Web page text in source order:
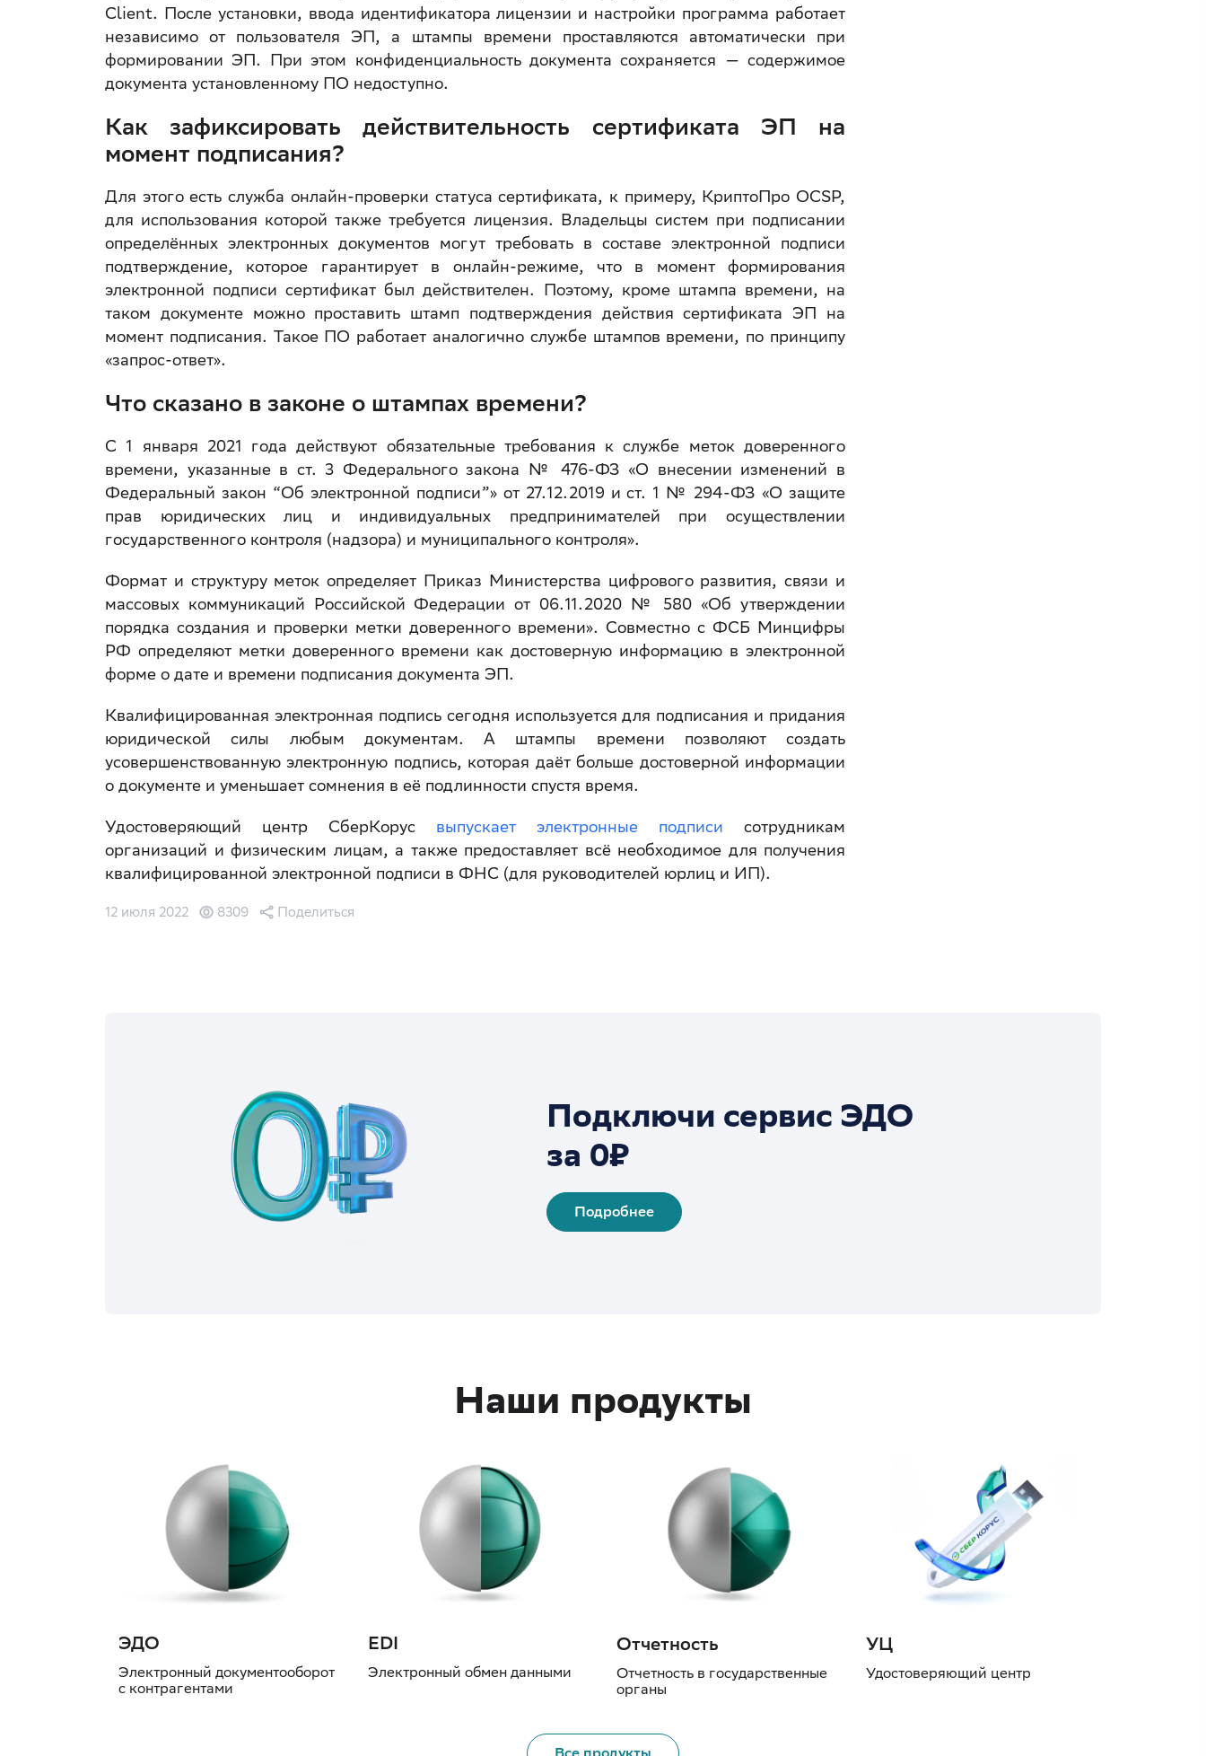
Client. После установки, ввода идентификатора лицензии и настройки программа работает
независимо от пользователя ЭП, а штампы времени проставляются автоматически при
формировании ЭП. При этом конфиденциальность документа сохраняется — содержимое
документа установленному ПО недоступно.
Как зафиксировать действительность сертификата ЭП на
момент подписания?
Для этого есть служба онлайн-проверки статуса сертификата, к примеру, КриптоПро OCSP,
для использования которой также требуется лицензия. Владельцы систем при подписании
определённых электронных документов могут требовать в составе электронной подписи
подтверждение, которое гарантирует в онлайн-режиме, что в момент формирования
электронной подписи сертификат был действителен. Поэтому, кроме штампа времени, на
таком документе можно проставить штамп подтверждения действия сертификата ЭП на
момент подписания. Такое ПО работает аналогично службе штампов времени, по принципу
«запрос-ответ».
Что сказано в законе о штампах времени?
С 1 января 2021 года действуют обязательные требования к службе меток доверенного
времени, указанные в ст. 3 Федерального закона № 476-ФЗ «О внесении изменений в
Федеральный закон “Об электронной подписи”» от 27.12.2019 и ст. 1 № 294-ФЗ «О защите
прав юридических лиц и индивидуальных предпринимателей при осуществлении
государственного контроля (надзора) и муниципального контроля».
Формат и структуру меток определяет Приказ Министерства цифрового развития, связи и
массовых коммуникаций Российской Федерации от 06.11.2020 № 580 «Об утверждении
порядка создания и проверки метки доверенного времени». Совместно с ФСБ Минцифры
РФ определяют метки доверенного времени как достоверную информацию в электронной
форме о дате и времени подписания документа ЭП.
Квалифицированная электронная подпись сегодня используется для подписания и придания
юридической силы любым документам. А штампы времени позволяют создать
усовершенствованную электронную подпись, которая даёт больше достоверной информации
о документе и уменьшает сомнения в её подлинности спустя время.
Удостоверяющий центр СберКорус выпускает электронные подписи сотрудникам
организаций и физическим лицам, а также предоставляет всё необходимое для получения
квалифицированной электронной подписи в ФНС (для руководителей юрлиц и ИП).
12 июля 2022 8309 Поделиться
Подключи сервис ЭДО
за 0₽
Подробнее
Наши продукты
ЭДО
Электронный документооборот
с контрагентами
EDI
Электронный обмен данными
Отчетность
Отчетность в государственные
органы
УЦ
Удостоверяющий центр